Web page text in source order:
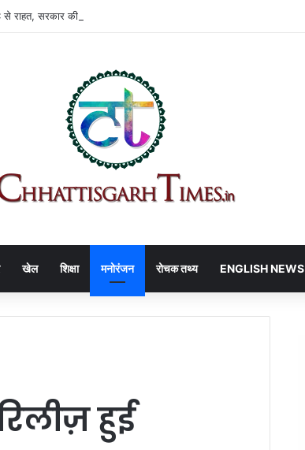
राहत, सरकार की SLP खारिज
खेल शिक्षा मनोरंजन रोचक तथ्य ENGLISH NEWS
हुई